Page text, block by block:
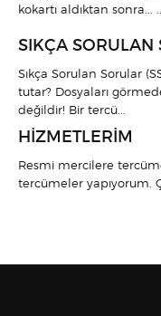
kokartı aldıktan sonra... ...
SIKÇA SORULAN
Sıkça Sorulan Sorular
tutar? Dosyaları
değildir! Bir tercü...
HIZMETLERIM
Resmi mercilere
tercümeler yapıyorum.